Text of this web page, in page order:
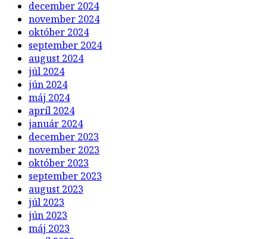
december 2024
november 2024
október 2024
september 2024
august 2024
júl 2024
jún 2024
máj 2024
apríl 2024
január 2024
december 2023
november 2023
október 2023
september 2023
august 2023
júl 2023
jún 2023
máj 2023